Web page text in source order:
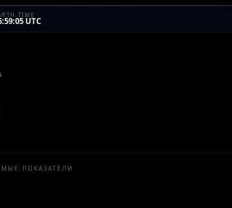
TIME
UTC
ПОКАЗАТЕЛИ